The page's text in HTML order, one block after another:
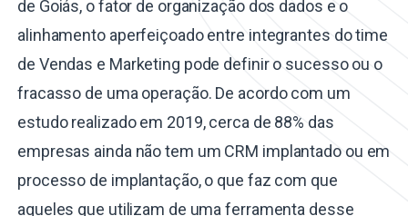
de Goiás, o fator de organização dos dados e o
alinhamento aperfeiçoado entre integrantes do time
de Vendas e Marketing pode definir o sucesso ou o
fracasso de uma operação. De acordo com um
estudo realizado em 2019, cerca de 88% das
empresas ainda não tem um CRM implantado ou em
processo de implantação, o que faz com que
aqueles que utilizam de uma ferramenta desse